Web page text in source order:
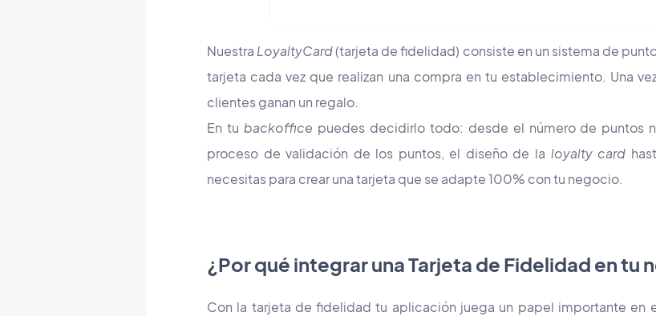
Nuestra LoyaltyCard(tarjeta de fidelidad) consiste en un sistema de
tarjeta cada vez que realizan una compra en tu establecimiento. Una
clientes ganan un regalo.
En tu backoffice puedes decidirlo todo: desde el número de puntos
proceso de validación de los puntos, el diseño de la loyalty card
necesitas para crear una tarjeta que se adapte 100% con tu negocio.
¿Por qué integrar una Tarjeta de Fidelidad en tu
Con la tarjeta de fidelidad tu aplicación juega un papel importante en